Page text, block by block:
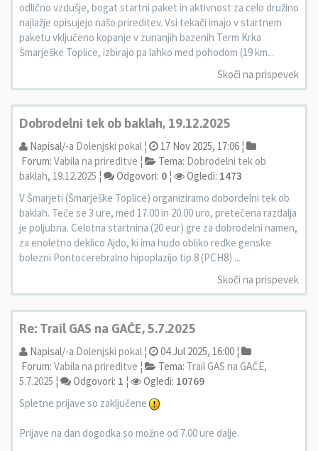
odlično vzdušje, bogat startni paket in aktivnost za celo družino
najlažje opisujejo našo prireditev. Vsi tekači imajo v startnem
paketu vključeno kopanje v zunanjih bazenih Term Krka
Šmarješke Toplice, izbirajo pa lahko med pohodom (19 km...
Skoči na prispevek
Dobrodelni tek ob baklah, 19.12.2025
Napisal/-a Dolenjski pokal ¦
17 Nov 2025, 17:06 ¦
Forum: Vabila na prireditve ¦ Tema: Dobrodelni tek ob
baklah, 19.12.2025 ¦ Odgovori: 0 ¦ Ogledi: 1473
V Šmarjeti (Šmarješke Toplice) organiziramo dobordelni tek ob
baklah. Teče se 3 ure, med 17.00 in 20.00 uro, pretečena razdalja
je poljubna. Celotna startnina (20 eur) gre za dobrodelni namen,
za enoletno deklico Ajdo, ki ima hudo obliko redke genske
bolezni Pontocerebralno hipoplazijo tip 8 (PCH8) ...
Skoči na prispevek
Re: Trail GAS na GAČE, 5.7.2025
Napisal/-a Dolenjski pokal ¦
04 Jul 2025, 16:00 ¦
Forum: Vabila na prireditve ¦ Tema: Trail GAS na GAČE,
5.7.2025 ¦ Odgovori: 1 ¦ Ogledi: 10769
Spletne prijave so zaključene
Prijave na dan dogodka so možne od 7.00 ure dalje.